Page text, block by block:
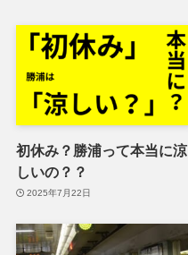
初休み？勝浦って本当に涼
しいの？？
2025年7月22日